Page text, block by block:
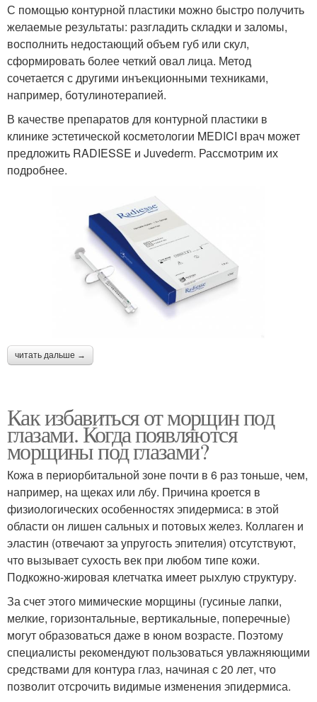
С помощью контурной пластики можно быстро получить
желаемые результаты: разгладить складки и заломы,
восполнить недостающий объем губ или скул,
сформировать более четкий овал лица. Метод
сочетается с другими инъекционными техниками,
например, ботулинотерапией.
В качестве препаратов для контурной пластики в
клинике эстетической косметологии MEDICI врач может
предложить RADIESSE и Juvederm. Рассмотрим их
подробнее.
читать дальше →
Как избавиться от морщин под
глазами. Когда появляются
морщины под глазами?
Кожа в периорбитальной зоне почти в 6 раз тоньше, чем,
например, на щеках или лбу. Причина кроется в
физиологических особенностях эпидермиса: в этой
области он лишен сальных и потовых желез. Коллаген и
эластин (отвечают за упругость эпителия) отсутствуют,
что вызывает сухость век при любом типе кожи.
Подкожно-жировая клетчатка имеет рыхлую структуру.
За счет этого мимические морщины (гусиные лапки,
мелкие, горизонтальные, вертикальные, поперечные)
могут образоваться даже в юном возрасте. Поэтому
специалисты рекомендуют пользоваться увлажняющими
средствами для контура глаз, начиная с 20 лет, что
позволит отсрочить видимые изменения эпидермиса.